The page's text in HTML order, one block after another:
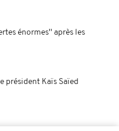
énormes'' après les
président Kaïs Saïed